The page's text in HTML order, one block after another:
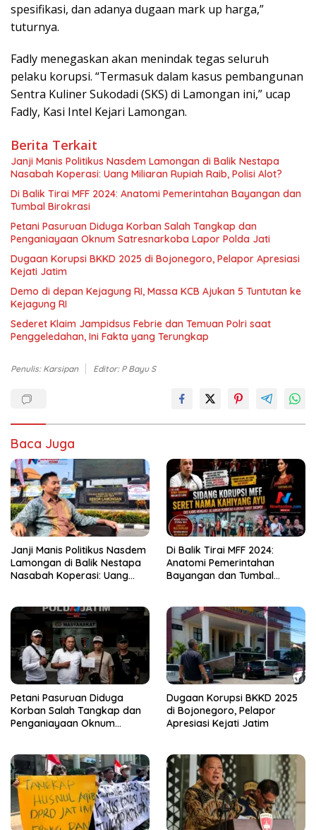
spesifikasi, dan adanya dugaan mark up harga,”
tuturnya.
Fadly menegaskan akan menindak tegas seluruh
pelaku korupsi. “Termasuk dalam kasus pembangunan
Sentra Kuliner Sukodadi (SKS) di Lamongan ini,” ucap
Fadly, Kasi Intel Kejari Lamongan.
Berita Terkait
Janji Manis Politikus Nasdem Lamongan di Balik Nestapa
Nasabah Koperasi: Uang Miliaran Rupiah Raib, Polisi Alot?
Di Balik Tirai MFF 2024: Anatomi Pemerintahan Bayangan dan
Tumbal Birokrasi
Petani Pasuruan Diduga Korban Salah Tangkap dan
Penganiayaan Oknum Satresnarkoba Lapor Polda Jati
Dugaan Korupsi BKKD 2025 di Bojonegoro, Pelapor Apresiasi
Kejati Jatim
Demo di depan Kejagung RI, Massa KCB Ajukan 5 Tuntutan ke
Kejagung RI
Sederet Klaim Jampidsus Febrie dan Temuan Polri saat
Penggeledahan, Ini Fakta yang Terungkap
Penulis: Karsipan Editor: P Bayu S
Baca Juga
Janji Manis Politikus Nasdem
Lamongan di Balik Nestapa
Nasabah Koperasi: Uang
Di Balik Tirai MFF 2024:
Anatomi Pemerintahan
Bayangan dan Tumbal
Petani Pasuruan Diduga
Korban Salah Tangkap dan
Penganiayaan Oknum
Dugaan Korupsi BKKD 2025
di Bojonegoro, Pelapor
Apresiasi Kejati Jatim